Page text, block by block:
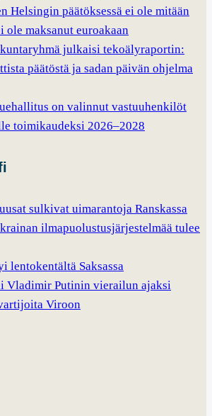
Helsingin päätöksessä ei ole mitään
ole maksanut euroakaan
julkaisi tekoälyraportin:
päätöstä ja sadan päivän ohjelma
on valinnut vastuuhenkilöt
toimikaudeksi 2026–2028
sulkivat uimarantoja Ranskassa
ilmapuolustusjärjestelmää tulee
lentokentältä Saksassa
Vladimir Putinin vierailun ajaksi
Viroon